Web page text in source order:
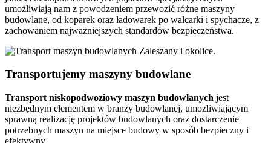
umożliwiają nam z powodzeniem przewozić różne maszyny
budowlane, od koparek oraz ładowarek po walcarki i spychacze, z
zachowaniem najważniejszych standardów bezpieczeństwa.
Transportujemy maszyny budowlane
Transport niskopodwoziowy maszyn budowlanych jest
niezbędnym elementem w branży budowlanej, umożliwiającym
sprawną realizację projektów budowlanych oraz dostarczenie
potrzebnych maszyn na miejsce budowy w sposób bezpieczny i